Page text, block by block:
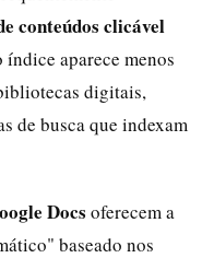
conteúdos clicável
índice aparece menos
digitais,
de busca que indexam
Docs oferecem a
baseado nos